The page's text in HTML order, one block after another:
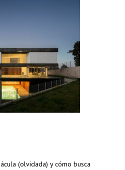
(olvidada) y cómo busca